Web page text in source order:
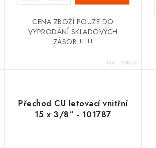
CENA ZBOŽÍ POUZE DO
VYPRODÁNÍ SKLADOVÝCH
ZÁSOB !!!!!
Kód: 1338.00
Přechod CU letovací vnitřní
15 x 3/8“ - 101787